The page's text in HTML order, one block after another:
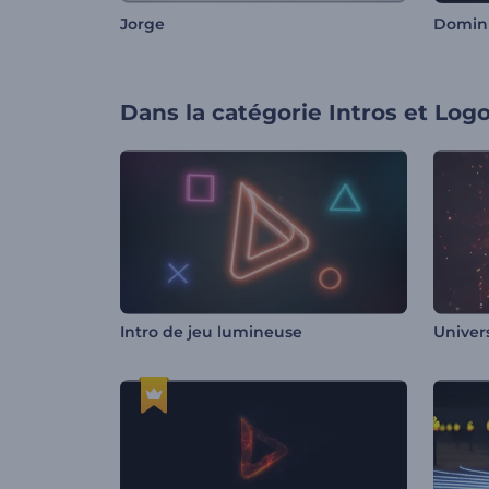
Jorge
Dans la catégorie Intros et
Intro de jeu lumineuse